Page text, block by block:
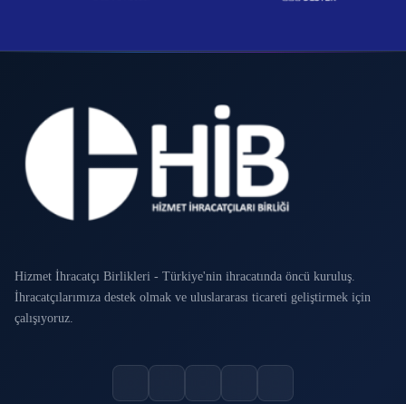
Hizmet İhracatçı Birlikleri - Türkiye'nin ihracatında öncü kuruluş.
İhracatçılarımıza destek olmak ve uluslararası ticareti geliştirmek için
çalışıyoruz.